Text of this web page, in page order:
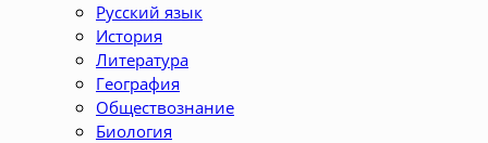
Русский язык
История
Литература
География
Обществознание
Биология